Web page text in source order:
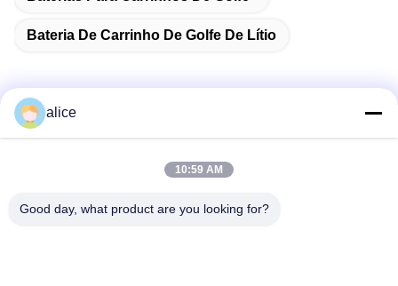
Bateria De Carrinho De Golfe De Lítio
Rua Fuyuan 5, Parque Industrial de Baterias de Lítio, Zona
alice
10:59 AM
Good day, what product are you looking for?